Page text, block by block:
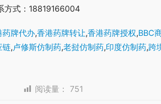
方式：18819166004
药牌代办,香港药牌转让,香港药牌授权,BBC
链,卢修斯仿制药,老挝仿制药,印度仿制药,跨
阅读量： 751